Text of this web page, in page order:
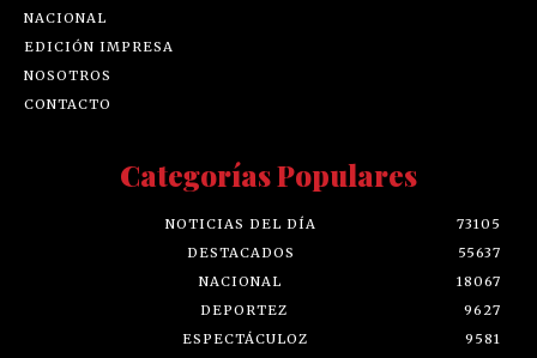
NACIONAL
EDICIÓN IMPRESA
NOSOTROS
CONTACTO
Categorías Populares
NOTICIAS DEL DÍA
73105
DESTACADOS
55637
NACIONAL
18067
DEPORTEZ
9627
ESPECTÁCULOZ
9581